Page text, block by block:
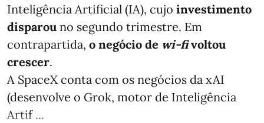
Inteligência Artificial (IA), cujo investimento
disparou no segundo trimestre. Em
contrapartida, o negócio de wi-fivoltou
crescer.
A SpaceX conta com os negócios da xAI
(desenvolve o Grok, motor de Inteligência
Artif ...